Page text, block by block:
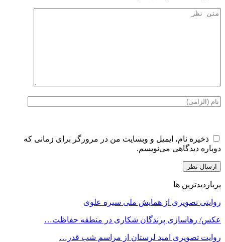
ذخیره نام، ایمیل و وبسایت من در مرورگر برای زمانی که
دوباره دیدگاهی می‌نویسم.
پربازدیدترین ها
روایتی تصویری از همایش ملی سیره علوی
عکس/ رهاسازی پرندگان شکاری در منطقه حفاظت…
روایت تصویری امید لرستان از مراسم شب قدر…